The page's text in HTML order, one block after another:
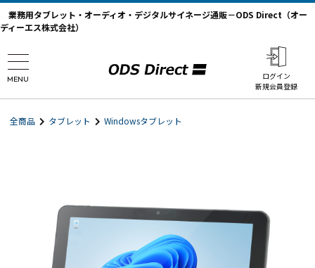
業務用タブレット・オーディオ・デジタルサイネージ通販－ODS Direct（オー
ディーエス株式会社）
MENU
ログイン
新規会員登録
全商品 タブレット Windowsタブレット